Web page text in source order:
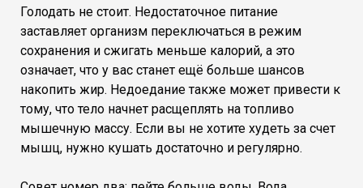
Голодать не стоит. Недостаточное питание
заставляет организм переключаться в режим
сохранения и сжигать меньше калорий, а это
означает, что у вас станет ещё больше шансов
накопить жир. Недоедание также может привести к
тому, что тело начнет расщеплять на топливо
мышечную массу. Если вы не хотите худеть за счет
мышц, нужно кушать достаточно и регулярно.